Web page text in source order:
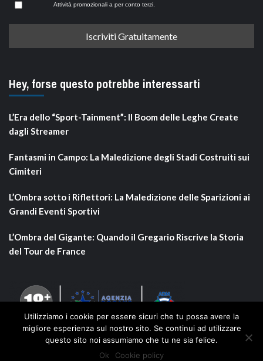
Attività promozionali a per conto terzi.
Hey, forse questo potrebbe interessarti
L’Era dello “Sport-Tainment”: Il Boom delle Leghe Create
dagli Streamer
Fantasmi in Campo: La Maledizione degli Stadi Costruiti sui
Cimiteri
L’Ombra sotto i Riflettori: La Maledizione delle Sparizioni ai
Grandi Eventi Sportivi
L’Ombra del Gigante: Quando il Gregario Riscrive la Storia
del Tour de France
Utilizziamo i cookie per essere sicuri che tu possa avere la
migliore esperienza sul nostro sito. Se continui ad utilizzare
questo sito noi assumiamo che tu ne sia felice.
Ok
Cookie policy